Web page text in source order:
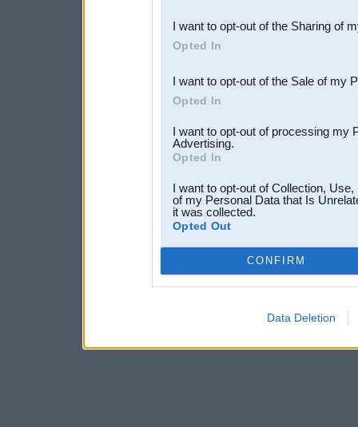
Downstream Participants
third parties.
I want to opt-out of the Sharing of
Opted In
I want to opt-out of the Sale of my
Opted In
I want to opt-out of processing my
Advertising.
Opted In
I want to opt-out of Collection,
of my Personal Data that Is
it was collected.
Opted Out
CONFIRM
Data Deletion